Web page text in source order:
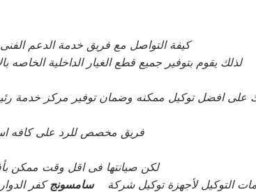
كيفة التواصل مع فريق خدمة الدعم
لذلك يقوم بتوفير جميع قطع الغيار الداخلية
افضل توكيل ممكنه وضمان توفير مركز خدمة
فريق مخصص للرد على كافه اسئلاتكم على مدار 24 ساعه فى حاله
لكن صيانتها فى اقل وقت ممكن
التوكيل لأجهزة توكيل شركة
سامسونج كفر